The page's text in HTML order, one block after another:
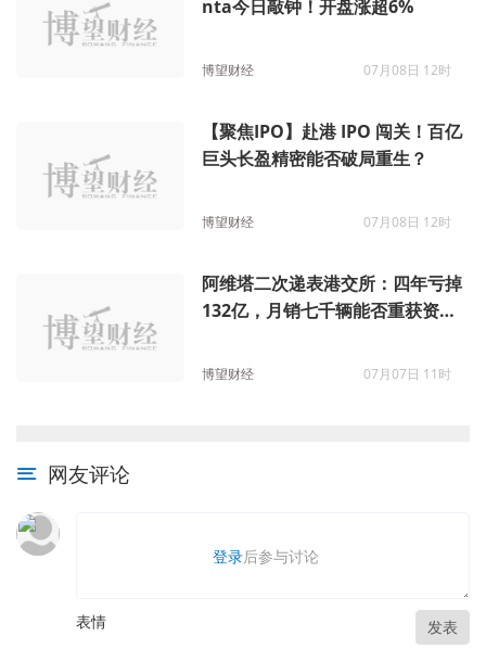
nta今日敲钟！开盘涨超6%
博望财经 07月08日 12时
【聚焦IPO】赴港 IPO 闯关！百亿
巨头长盈精密能否破局重生？
博望财经 07月08日 12时
阿维塔二次递表港交所：四年亏掉
132亿，月销七千辆能否重获资本
博望财经 07月07日 11时
网友评论
登录后参与讨论
表情 发表